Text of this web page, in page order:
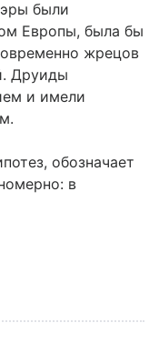
были
Европы, была бы
жрецов
Друиды
и имели
обозначает
в